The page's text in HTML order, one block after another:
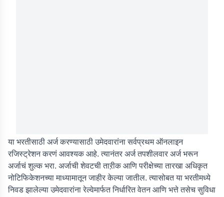
या भरतीसाठी अर्ज करण्यासाठी उमेदवारांना सर्वप्रथम ऑनलाइन
रजिस्ट्रेशन करणं आवश्यक आहे. त्यानंतर अर्ज तपशीलवार अर्ज भरून
अर्जाचं शुल्क भरा. अर्जाची शेवटची ताऱीक आणि परीक्षेच्या तारखा अधिकृत
नोटिफिकेशनच्या माध्यामातून जाहीर केल्या जातील. त्यासोबत या भरतीमध्ये
निवड झालेल्या उमेदवारांना रेल्वेमार्फत निर्धारित वेतन आणि भत्ते तसेच सुविधा